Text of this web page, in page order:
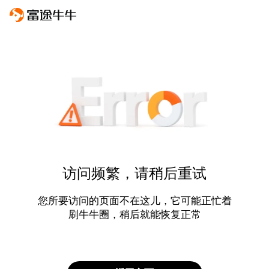
访问频繁，请稍后重试
您所要访问的页面不在这儿，它可能正忙着
刷牛牛圈，稍后就能恢复正常